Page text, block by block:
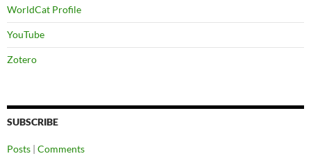
WorldCat Profile
YouTube
Zotero
SUBSCRIBE
Posts | Comments